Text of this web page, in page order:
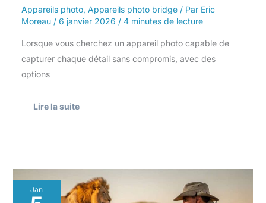
Appareils photo, Appareils photo bridge/ Par Eric
Moreau / 6 janvier 2026 / 4 minutes de lecture
Lorsque vous cherchez un appareil photo capable de
capturer chaque détail sans compromis, avec des
options
Lire la suite
Jan
Photographie
animalière